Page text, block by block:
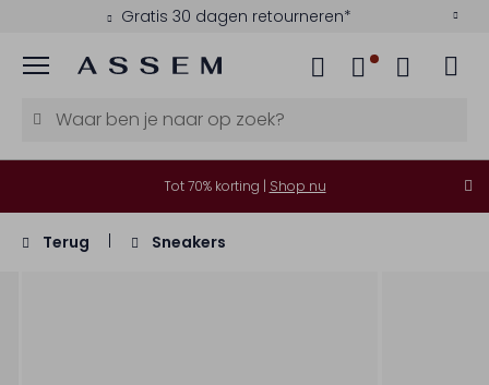
Gratis 30 dagen retourneren*
Menu
Tot 70% korting | Shop nu
Terug Sneakers